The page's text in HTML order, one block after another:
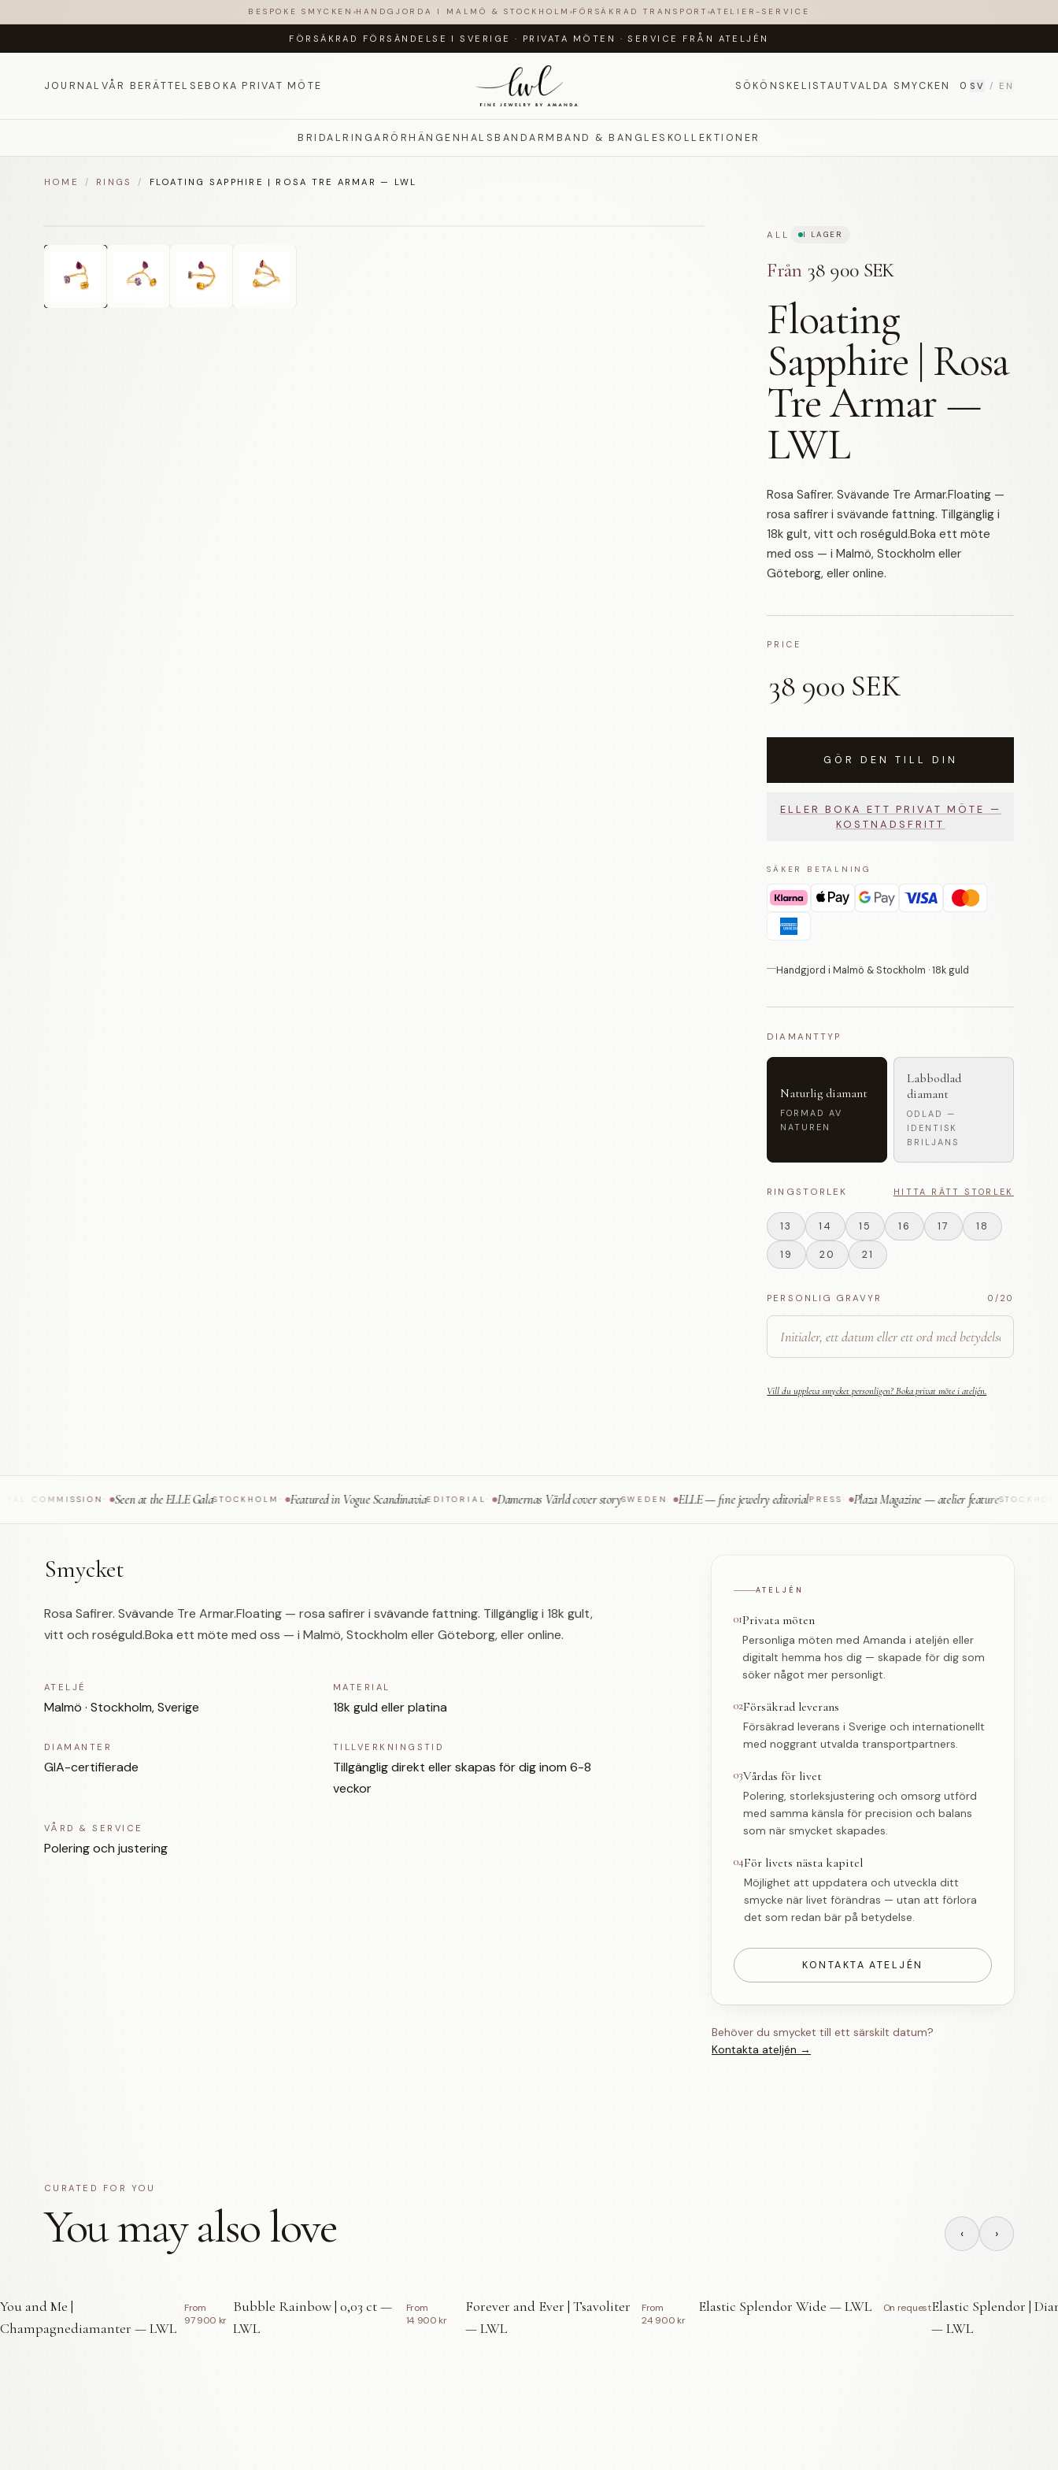
BESPOKE SMYCKEN HANDGJORDA I MALMÖ & STOCKHOLM FÖRSÄKRAD TRANSPORT ATELIER-SERVICE
FÖRSÄKRAD FÖRSÄNDELSE I SVERIGE · PRIVATA MÖTEN ·SERVICE FRÅN ATELJÉN
JOURNAL VÅR BERÄTTELSEBOKA PRIVAT MÖTE SÖKÖNSKELISTAUTVALDA SMYCKEN 0 SV / EN
BRIDALRINGAR ÖRHÄNGEN HALSBANDARMBAND & BANGLES KOLLEKTIONER
HOME / RINGS / FLOATING SAPPHIRE | ROSA TRE ARMAR — LWL
ALL I LAGER
Från 38 900 SEK
Floating
Sapphire | Rosa
Tre Armar —
LWL
Rosa Safirer. Svävande Tre Armar.Floating —
rosa safirer i svävande fattning. Tillgänglig i
18k gult, vitt och roséguld.Boka ett möte
med oss — i Malmö, Stockholm eller
Göteborg, eller online.
PRICE
38 900 SEK
GÖR DEN TILL DIN
ELLER BOKA ETT PRIVAT MÖTE —
KOSTNADSFRITT
SÄKER BETALNING
Handgjord i Malmö & Stockholm · 18k guld
DIAMANTTYP
Naturlig diamant
FORMAD AV
NATUREN
Labbodlad
diamant
ODLAD —
IDENTISK
BRILJANS
RINGSTORLEK HITTA RÄTT STORLEK
13 14 15 16 17 18
19 20 21
PERSONLIG GRAVYR 0 /20
Vill du uppleva smycket personligen? Boka privat möte i ateljén.
· Seen at the ELLE GalaSTOCKHOLM · Featured in Vogue ScandinaviaEDITORIAL· Damernas Värld cover storySWEDEN· ELLE — fine jewelry editorialPRESS· Plaza Magazine — atelier featureSTOCKHOLM ·
Smycket
Rosa Safirer. Svävande Tre Armar.Floating — rosa safirer i svävande fattning. Tillgänglig i 18k gult,
vitt och roséguld.Boka ett möte med oss — i Malmö, Stockholm eller Göteborg, eller online.
ATELJÉ
Malmö · Stockholm, Sverige
MATERIAL
18k guld eller platina
DIAMANTER
GIA-certifierade
TILLVERKNINGSTID
Tillgänglig direkt eller skapas för dig inom 6-8
veckor
VÅRD & SERVICE
Polering och justering
ATELJÉN
01Privata möten
Personliga möten med Amanda i ateljén eller
digitalt hemma hos dig — skapade för dig som
söker något mer personligt.
02Försäkrad leverans
Försäkrad leverans i Sverige och internationellt
med noggrant utvalda transportpartners.
03Vårdas för livet
Polering, storleksjustering och omsorg utförd
med samma känsla för precision och balans
som när smycket skapades.
04För livets nästa kapitel
Möjlighet att uppdatera och utveckla ditt
smycke när livet förändras — utan att förlora
det som redan bär på betydelse.
KONTAKTA ATELJÉN
Behöver du smycket till ett särskilt datum?
Kontakta ateljén →
CURATED FOR YOU
You may also love ‹ ›
You and Me |
Champagnediamanter — LWL
From
97 900 kr
Bubble Rainbow | 0,03 ct —
LWL
From
14 900 kr
Forever and Ever | Tsavoliter
— LWL
From
24 900 kr
Elastic Splendor Wide — LWL On requestElastic Splendor |
— LWL